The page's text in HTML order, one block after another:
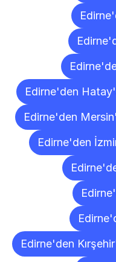
Edirne'den
Edirne'den
Edirne'den
Edirne'den